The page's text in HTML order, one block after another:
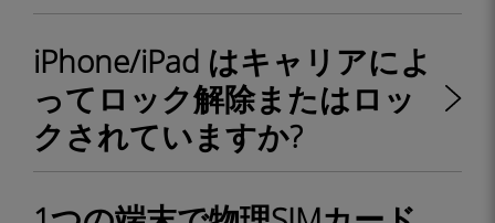
iPhone/iPad はキャリアによ
ってロック解除またはロッ
クされていますか?